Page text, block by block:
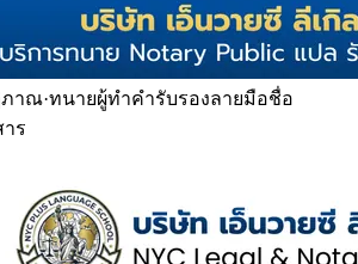
ภาณ·ทนายผู้ทำคำรับรองลายมือชื่อ
าร